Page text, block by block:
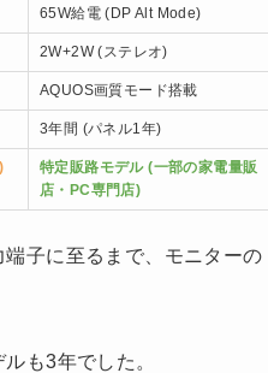
65W給電 (DP Alt Mode)
2W+2W (ステレオ)
AQUOS画質モード搭載
3年間 (パネル1年)
特定販路モデル (一部の家電量販
店・PC専門店)
子に至るまで、モニターの
も3年でした。